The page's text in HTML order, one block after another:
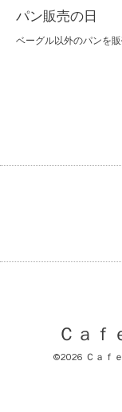
パン販売の日
ベーグル以外のパンを販
Ｃａｆ
©2026 Ｃａｆ